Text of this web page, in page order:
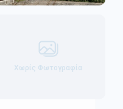
Χωρίς Φωτογραφία